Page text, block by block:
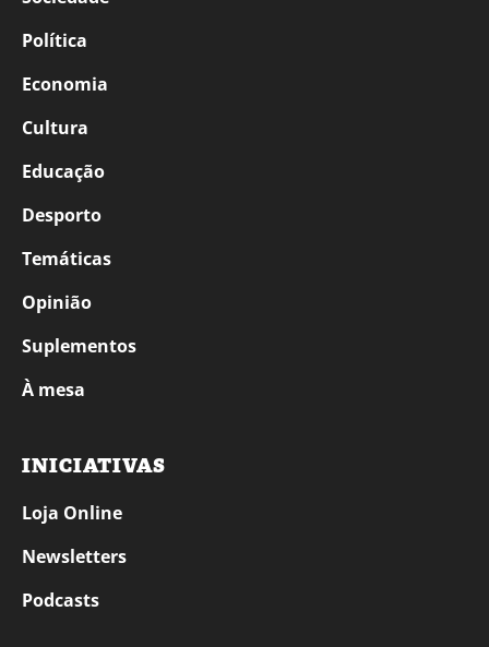
Política
Economia
Cultura
Educação
Desporto
Temáticas
Opinião
Suplementos
À mesa
INICIATIVAS
Loja Online
Newsletters
Podcasts